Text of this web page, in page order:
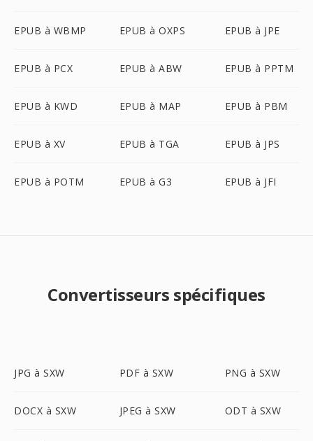
EPUB à WBMP EPUB à OXPS EPUB à JPE
EPUB à PCX EPUB à ABW EPUB à PPTM
EPUB à KWD EPUB à MAP EPUB à PBM
EPUB à XV EPUB à TGA EPUB à JPS
EPUB à POTM EPUB à G3 EPUB à JFI
Convertisseurs spécifiques
JPG à SXW PDF à SXW PNG à SXW
DOCX à SXW JPEG à SXW ODT à SXW